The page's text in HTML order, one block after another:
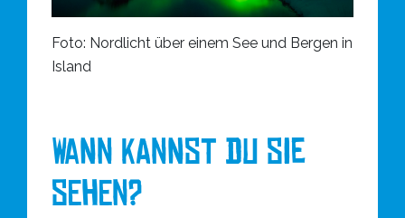
Foto: Nordlicht über einem See und Bergen in
Island
Wann kannst du sie
sehen?